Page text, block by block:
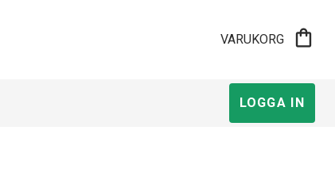
VARUKORG shopping_bag
LOGGA IN